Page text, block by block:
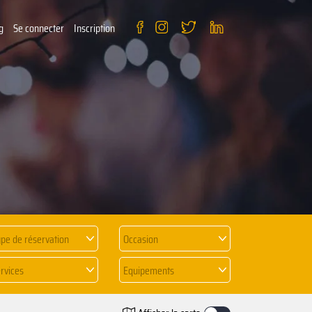
Se connecter Inscription
de réservation
Occasion
Equipements